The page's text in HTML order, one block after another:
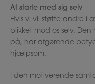
At starte med sig selv
Hvis vi vil støtte andre i
blikket mod os selv.
på, har afgørende
hjælpsom.
I den motiverende